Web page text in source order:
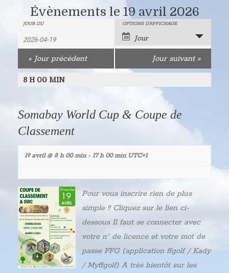
Évènements le 19 avril 2026
Recherche
et
navigation
vues
Évènements
Rechercher
Évènements
JOUR DU
Navigation
de
vues
OPTIONS D’AFFICHAGE
Jour
«Jour précédent Jour suivant »
8 H 00 MIN
Somabay World Cup & Coupe de
Classement
19 avril @ 8 h 00 min- 17 h 00 min UTC+1
Pour vous inscrire rien de plus
simple !! Cliquez sur le lien ci-
dessous Il faut se connecter avec
votre n° de licence et votre mot de
passe FFG (application ffgolf / Kady
/ Myffgolf) A très bientôt sur les